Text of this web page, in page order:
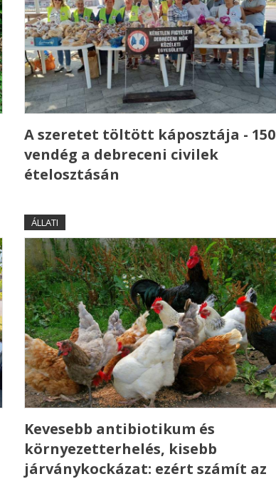
A szeretet töltött káposztája - 150
vendég a debreceni civilek
ételosztásán
ÁLLATI
Kevesebb antibiotikum és
környezetterhelés, kisebb
járványkockázat: ezért számít az